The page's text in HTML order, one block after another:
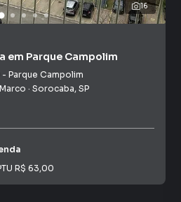
16
em Parque Campolim
- Parque Campolim
· Sorocaba, SP
R$ 63,00